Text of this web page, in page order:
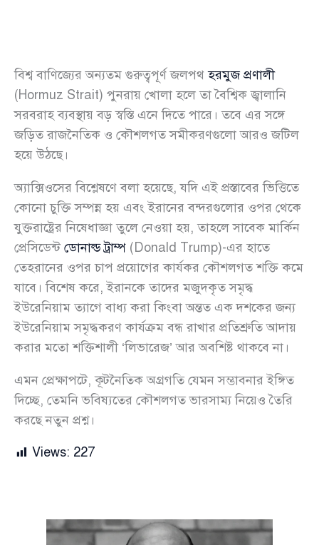
বিশ্ব বাণিজ্যের অন্যতম গুরুত্বপূর্ণ জলপথহরমুজ প্রণালী
(Hormuz Strait) পুনরায় খোলা হলে তা বৈশ্বিক জ্বালানি
সরবরাহ ব্যবস্থায় বড় স্বস্তি এনে দিতে পারে। তবে এর সঙ্গে
জড়িত রাজনৈতিক ও কৌশলগত সমীকরণগুলো আরও জটিল
হয়ে উঠছে।
অ্যাক্সিওসের বিশ্লেষণে বলা হয়েছে, যদি এই প্রস্তাবের ভিত্তিতে
কোনো চুক্তি সম্পন্ন হয় এবং ইরানের বন্দরগুলোর ওপর থেকে
যুক্তরাষ্ট্রের নিষেধাজ্ঞা তুলে নেওয়া হয়, তাহলে সাবেক মার্কিন
প্রেসিডেন্ট ডোনাল্ড ট্রাম্প (Donald Trump)-এর হাতে
তেহরানের ওপর চাপ প্রয়োগের কার্যকর কৌশলগত শক্তি কমে
যাবে। বিশেষ করে, ইরানকে তাদের মজুদকৃত সমৃদ্ধ
ইউরেনিয়াম ত্যাগে বাধ্য করা কিংবা অন্তত এক দশকের জন্য
ইউরেনিয়াম সমৃদ্ধকরণ কার্যক্রম বন্ধ রাখার প্রতিশ্রুতি আদায়
করার মতো শক্তিশালী ‘লিভারেজ’ আর অবশিষ্ট থাকবে না।
এমন প্রেক্ষাপটে, কূটনৈতিক অগ্রগতি যেমন সম্ভাবনার ইঙ্গিত
দিচ্ছে, তেমনি ভবিষ্যতের কৌশলগত ভারসাম্য নিয়েও তৈরি
করছে নতুন প্রশ্ন।
Views: 227